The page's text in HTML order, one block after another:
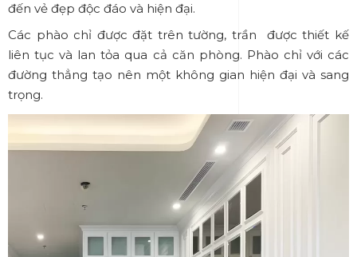
đến vẻ đẹp độc đáo và hiện đại.
Các phào chỉ được đặt trên tường, trần được thiết kế
liên tục và lan tỏa qua cả căn phòng. Phào chỉ với các
đường thẳng tạo nên một không gian hiện đại và sang
trọng.